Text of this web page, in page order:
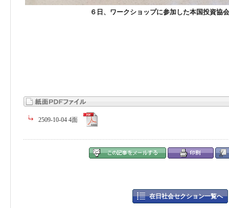
６日、ワークショップに参加した本国投資協
2509-10-04 4面
在日社会セクション一覧へ